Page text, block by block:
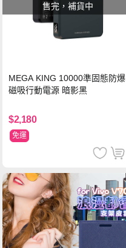
售完，補貨中
MEGA KING 10000準固態防爆
磁吸行動電源 暗影黑
$2,180
免運